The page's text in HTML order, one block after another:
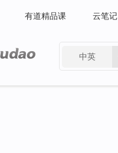
有道精品课 云笔记
中英